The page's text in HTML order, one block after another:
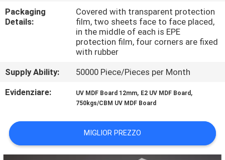
CONTATTICI
CASI
UNA
CITAZIONE
Packaging
Details:
Covered with transparent protection
film, two sheets face to face placed,
in the middle of each is EPE
protection film, four corners are fixed
with rubber
Supply Ability:
50000 Piece/Pieces per Month
Evidenziare:
UV MDF Board 12mm, E2 UV MDF Board ,
750kgs/CBM UV MDF Board
MIGLIOR PREZZO